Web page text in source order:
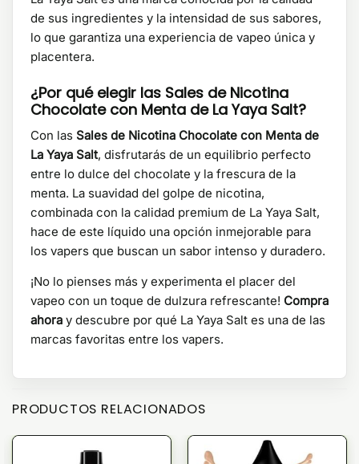
de sus ingredientes y la intensidad de sus sabores,
lo que garantiza una experiencia de vapeo única y
placentera.
¿Por qué elegir las Sales de Nicotina
Chocolate con Menta de La Yaya Salt?
Con las Sales de Nicotina Chocolate con Menta de
La Yaya Salt, disfrutarás de un equilibrio perfecto
entre lo dulce del chocolate y la frescura de la
menta. La suavidad del golpe de nicotina,
combinada con la calidad premium de La Yaya Salt,
hace de este líquido una opción inmejorable para
los vapers que buscan un sabor intenso y duradero.
¡No lo pienses más y experimenta el placer del
vapeo con un toque de dulzura refrescante! Compra
ahora y descubre por qué La Yaya Salt es una de las
marcas favoritas entre los vapers.
PRODUCTOS RELACIONADOS